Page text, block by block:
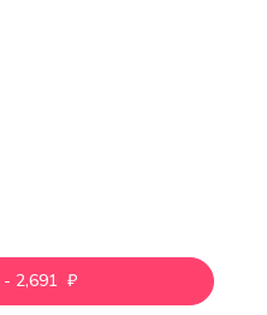
- 2,691 ₽